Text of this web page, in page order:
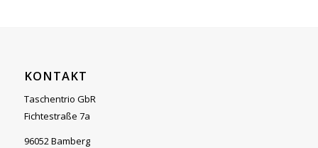
KONTAKT
Taschentrio GbR
Fichtestraße 7a
96052 Bamberg